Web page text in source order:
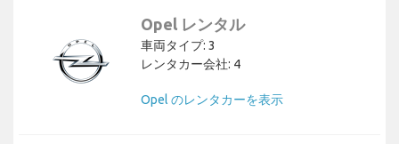
Opel レンタル
車両タイプ: 3
レンタカー会社: 4
Opel のレンタカーを表示